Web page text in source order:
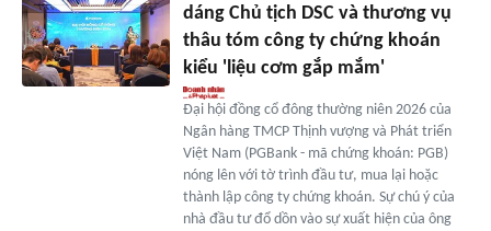
dáng Chủ tịch DSC và thương vụ
thâu tóm công ty chứng khoán
kiểu 'liệu cơm gắp mắm'
Đại hội đồng cổ đông thường niên 2026 của
Ngân hàng TMCP Thịnh vượng và Phát triển
Việt Nam (PGBank - mã chứng khoán: PGB)
nóng lên với tờ trình đầu tư, mua lại hoặc
thành lập công ty chứng khoán. Sự chú ý của
nhà đầu tư đổ dồn vào sự xuất hiện của ông